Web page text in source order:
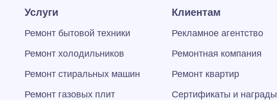
Услуги
Ремонт бытовой техники
Ремонт холодильников
Ремонт стиральных машин
Ремонт газовых плит
Клиентам
Рекламное агентство
Ремонтная компания
Ремонт квартир
Сертификаты и награды